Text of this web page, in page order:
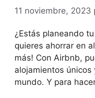
11 noviembre, 2023
¿Estás planeando
quieres ahorrar en
más! Con Airbnb,
alojamientos
mundo. Y para